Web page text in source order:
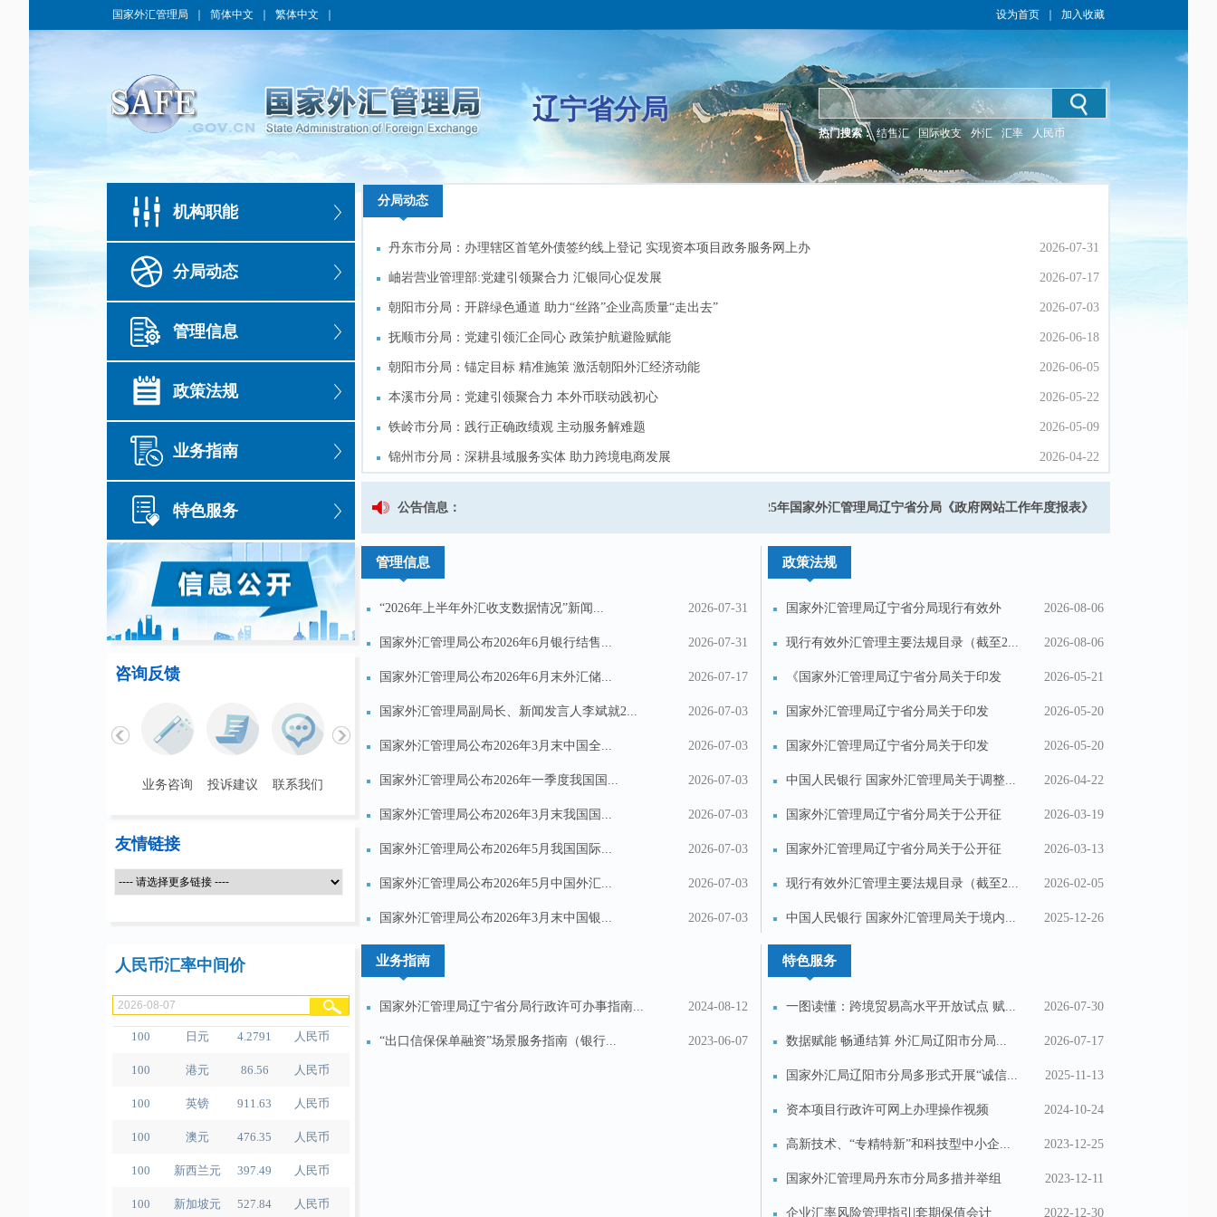
国家外汇管理局 简体中文 繁体中文 设为首页 加入收藏
辽宁省分局
热门搜索： 结售汇 国际收支 外汇 汇率 人民币
机构职能
分局动态
管理信息
政策法规
业务指南
特色服务
分局动态
丹东市分局：办理辖区首笔外债签约线上登记 实现资本项目政务服务网上办
理“零突破”
2026-07-31
岫岩营业管理部:党建引领聚合力 汇银同心促发展 2026-07-17
朝阳市分局：开辟绿色通道 助力“丝路”企业高质量“走出去” 2026-07-03
抚顺市分局：党建引领汇企同心 政策护航避险赋能 2026-06-18
朝阳市分局：锚定目标 精准施策 激活朝阳外汇经济动能 2026-06-05
本溪市分局：党建引领聚合力 本外币联动践初心 2026-05-22
铁岭市分局：践行正确政绩观 主动服务解难题 2026-05-09
锦州市分局：深耕县域服务实体 助力跨境电商发展 2026-04-22
抚顺市分局：提升志愿服务成效 优化外汇营商环境 2026-03-24
分局动态
丹东市分局：办理辖区首笔外债签约线上登记 实现资本项目政务服务网上办
理“零突破”
2026-07-31
岫岩营业管理部:党建引领聚合力 汇银同心促发展 2026-07-17
朝阳市分局：开辟绿色通道 助力“丝路”企业高质量“走出去” 2026-07-03
抚顺市分局：党建引领汇企同心 政策护航避险赋能 2026-06-18
朝阳市分局：锚定目标 精准施策 激活朝阳外汇经济动能 2026-06-05
本溪市分局：党建引领聚合力 本外币联动践初心 2026-05-22
铁岭市分局：践行正确政绩观 主动服务解难题 2026-05-09
锦州市分局：深耕县域服务实体 助力跨境电商发展 2026-04-22
抚顺市分局：提升志愿服务成效 优化外汇营商环境 2026-03-24
公告信息：
国家外汇管理局辽宁省分局关于启用经常项目外汇业务监管章的公告 2025年国家外汇管理局辽宁省分局《政府网站工作年度报表》
咨询反馈
业务咨询 投诉建议 联系我们 业务咨询 投诉建议 联系我们
友情链接
管理信息
“2026年上半年外汇收支数据情况”新闻... 2026-07-31
国家外汇管理局公布2026年6月银行结售... 2026-07-31
国家外汇管理局公布2026年6月末外汇储... 2026-07-17
国家外汇管理局副局长、新闻发言人李斌就2... 2026-07-03
国家外汇管理局公布2026年3月末中国全... 2026-07-03
国家外汇管理局公布2026年一季度我国国... 2026-07-03
国家外汇管理局公布2026年3月末我国国... 2026-07-03
国家外汇管理局公布2026年5月我国国际... 2026-07-03
国家外汇管理局公布2026年5月中国外汇... 2026-07-03
国家外汇管理局公布2026年3月末中国银... 2026-07-03
政策法规
国家外汇管理局辽宁省分局现行有效外
汇...
2026-08-06
现行有效外汇管理主要法规目录（截至2... 2026-08-06
《国家外汇管理局辽宁省分局关于印发
〈...
2026-05-21
国家外汇管理局辽宁省分局关于印发
《国...
2026-05-20
国家外汇管理局辽宁省分局关于印发
《银...
2026-05-20
中国人民银行 国家外汇管理局关于调整... 2026-04-22
国家外汇管理局辽宁省分局关于公开征
求...
2026-03-19
国家外汇管理局辽宁省分局关于公开征
求...
2026-03-13
现行有效外汇管理主要法规目录（截至2... 2026-02-05
中国人民银行 国家外汇管理局关于境内... 2025-12-26
人民币汇率中间价
100 美元 679.04 业务指南
国家外汇管理局辽宁省分局行政许可办事指南... 2024-08-12
“出口信保保单融资”场景服务指南​（银行... 2023-06-07
特色服务
一图读懂：跨境贸易高水平开放试点 赋... 2026-07-30
数据赋能 畅通结算 外汇局辽阳市分局... 2026-07-17
国家外汇局辽阳市分局多形式开展“诚信... 2025-11-13
资本项目行政许可网上办理操作视频 2024-10-24
高新技术、“专精特新”和科技型中小企... 2023-12-25
国家外汇管理局丹东市分局多措并举组
织...
2023-12-11
企业汇率风险管理指引|套期保值会计 2022-12-30